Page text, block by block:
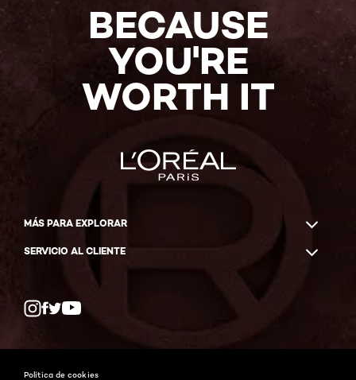
BECAUSE
YOU'RE
WORTH IT
MÁS PARA EXPLORAR
SERVICIO AL CLIENTE
Facebook
YouTube
Política de cookies